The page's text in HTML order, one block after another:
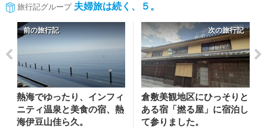
旅行記グループ 夫婦旅は続く、５。
前の旅行記
熱海でゆったり、インフィ
ニティ温泉と美食の宿、熱
海伊豆山佳ら久。
次の旅行記
倉敷美観地区にひっそりと
ある宿「撚る屋」に宿泊し
て参りました。